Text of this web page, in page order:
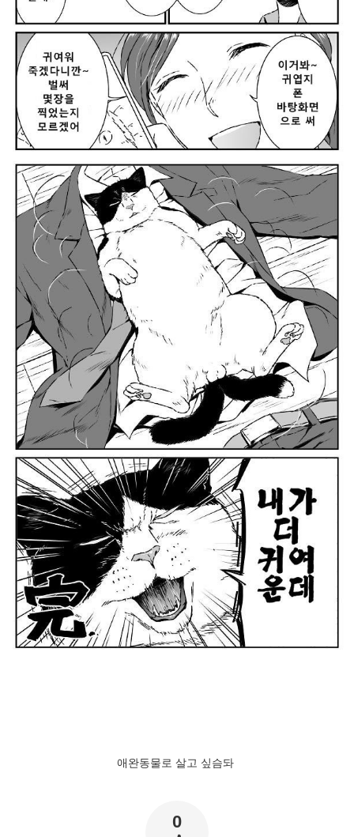
애완동물로 살고 싶슴돠
0